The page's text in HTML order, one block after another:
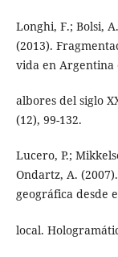
Longhi, F.; Bolsi,
(2013).
vida en Argentina
albores del siglo
(12), 99-132.
Lucero, P.;
Ondartz, A.
geográfica desde
local.